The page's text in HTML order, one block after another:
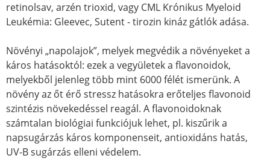
retinolsav, arzén trioxid, vagy CML Krónikus Myeloid
Leukémia: Gleevec, Sutent - tirozin kináz gátlók adása.
Növényi „napolajok”, melyek megvédik a növényeket a
káros hatásoktól: ezek a vegyületek a flavonoidok,
melyekből jelenleg több mint 6000 félét ismerünk. A
növény az őt érő stressz hatásokra erőteljes flavonoid
szintézis növekedéssel reagál. A flavonoidoknak
számtalan biológiai funkciójuk lehet, pl. kiszűrik a
napsugárzás káros komponenseit, antioxidáns hatás,
UV-B sugárzás elleni védelem.